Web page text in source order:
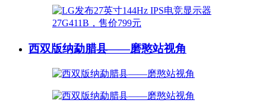
西双版纳勐腊县——磨憨站视角